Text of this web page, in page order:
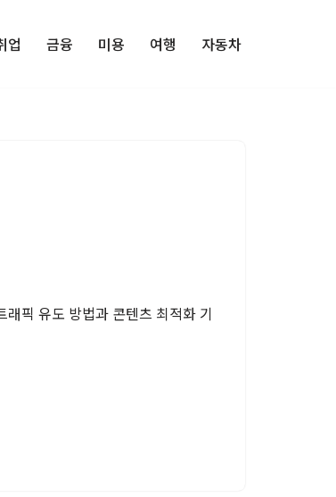
업 금융 미용 여행 자동차
픽 유도 방법과 콘텐츠 최적화 기